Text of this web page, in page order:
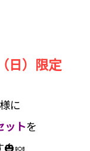
日）限定
に
ットを
🎃🍬